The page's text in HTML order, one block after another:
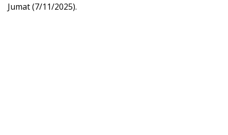
Jumat (7/11/2025).